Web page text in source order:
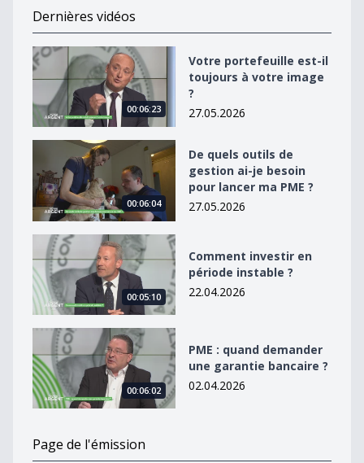
Dernières vidéos
Votre portefeuille est-il toujours à votre image ?
00:06:23
Votre portefeuille est-il
toujours à votre image
?
27.05.2026
De quels outils de gestion ai-je besoin pour lancer ma
00:06:04
De quels outils de
gestion ai-je besoin
pour lancer ma PME ?
27.05.2026
Comment investir en période instable ?
00:05:10
Comment investir en
période instable ?
22.04.2026
PME : quand demander une garantie bancaire ?
00:06:02
PME : quand demander
une garantie bancaire ?
02.04.2026
Page de l'émission